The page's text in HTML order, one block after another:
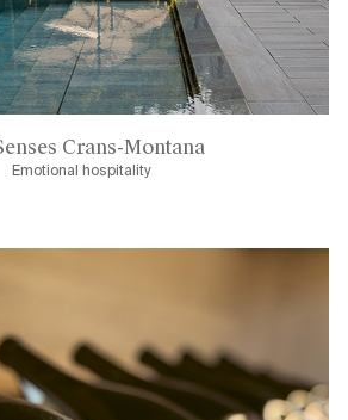
Crans-Montana
Emotional hospitality